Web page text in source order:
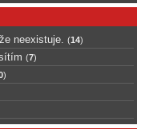
neexistuje. (14)
(7)
)